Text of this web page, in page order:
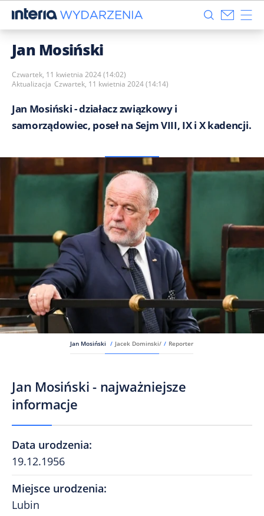
Jan Mosiński
Czwartek, 11 kwietnia 2024 (14:02)
Aktualizacja Czwartek, 11 kwietnia 2024 (14:14)
Jan Mosiński - działacz związkowy i
samorządowiec, poseł na Sejm VIII, IX i X kadencji.
Jan Mosiński / Jacek Dominski/ / Reporter
Jan Mosiński - najważniejsze
informacje
Data urodzenia:
19.12.1956
Miejsce urodzenia:
Lubin